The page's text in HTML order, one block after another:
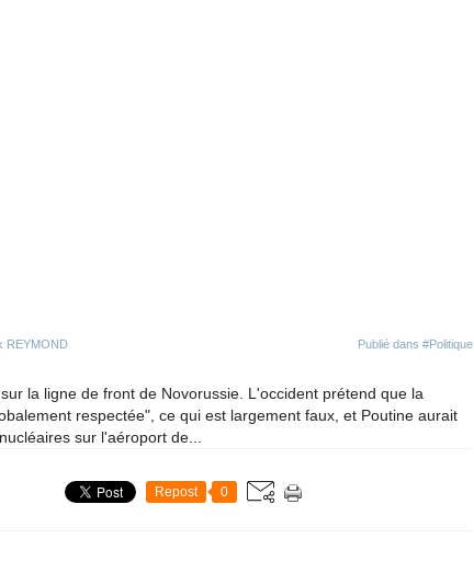
REYMOND Publié dans #Politique
la ligne de front de Novorussie. L'occident prétend que la
respectée", ce qui est largement faux, et Poutine aurait
sur l'aéroport de...
Repost 0